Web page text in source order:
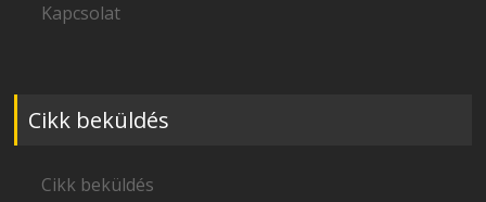
Kapcsolat
Cikk beküldés
Cikk beküldés